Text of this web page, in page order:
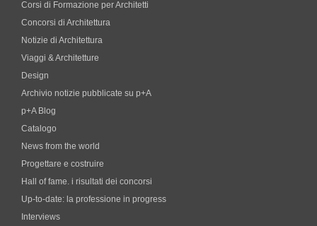
Corsi di Formazione per Architetti
Concorsi di Architettura
Notizie di Architettura
Viaggi & Architetture
Design
Archivio notizie pubblicate su p+A
p+A Blog
Catalogo
News from the world
Progettare e costruire
Hall of fame. i risultati dei concorsi
Up-to-date: la professione in progress
Interviews